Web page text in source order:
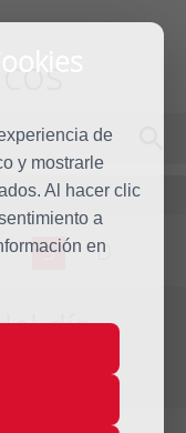
de
y mostrarle
Al hacer clic
a
en
S D
día